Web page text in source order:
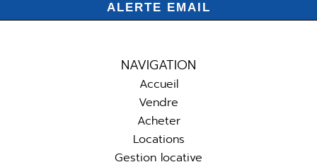
ALERTE EMAIL
NAVIGATION
Accueil
Vendre
Acheter
Locations
Gestion locative